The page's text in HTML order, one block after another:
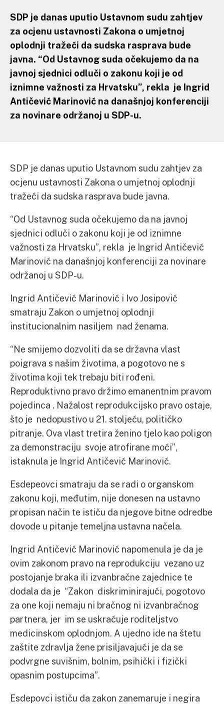
SDP je danas uputio Ustavnom sudu zahtjev
za ocjenu ustavnosti Zakona o umjetnoj
oplodnji tražeći da sudska rasprava bude
javna. “Od Ustavnog suda očekujemo da na
javnoj sjednici odluči o zakonu koji je od
iznimne važnosti za Hrvatsku”, rekla je Ingrid
Antičević Marinović na današnjoj konferenciji
za novinare održanoj u SDP-u.
SDP je danas uputio Ustavnom sudu zahtjev za
ocjenu ustavnosti Zakona o umjetnoj oplodnji
tražeći da sudska rasprava bude javna.
“Od Ustavnog suda očekujemo da na javnoj
sjednici odluči o zakonu koji je od iznimne
važnosti za Hrvatsku”, rekla je Ingrid Antičević
Marinović na današnjoj konferenciji za novinare
održanoj u SDP-u.
Ingrid Antičević Marinović i Ivo Josipović
smatraju Zakon o umjetnoj oplodnji
institucionalnim nasiljem nad ženama.
“Ne smijemo dozvoliti da se državna vlast
poigrava s našim životima, a pogotovo ne s
životima koji tek trebaju biti rođeni.
Reproduktivno pravo držimo emanentnim pravom
pojedinca . Nažalost reprodukcijsko pravo ostaje,
što je nedopustivo u 21. stoljeću, političko
pitranje. Ova vlast tretira ženino tjelo kao poligon
za demonstraciju svoje atrofirane moći”,
istaknula je Ingrid Antičević Marinović.
Esdepeovci smatraju da se radi o organskom
zakonu koji, međutim, nije donesen na ustavno
propisan način te ističu da njegove bitne odredbe
dovode u pitanje temeljna ustavna načela.
Ingrid Antičević Marinović napomenula je da je
ovim zakonom pravo na reprodukciju vezano uz
postojanje braka ili izvanbračne zajednice te
dodala da je “Zakon diskriminirajući, pogotovo
za one koji nemaju ni bračnog ni izvanbračnog
partnera, jer im se uskraćuje roditeljstvo
medicinskom oplodnjom. A ujedno ide na štetu
zaštite zdravlja žene prisiljavajući je da se
podvrgne suvišnim, bolnim, psihički i fizički
opasnim postupcima”.
Esdepovci ističu da zakon zanemaruje i negira